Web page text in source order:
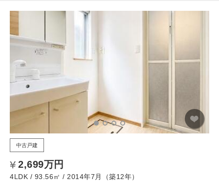
中古戸建
2,699万円
4LDK / 93.56㎡ / 2014年7月（築12年）